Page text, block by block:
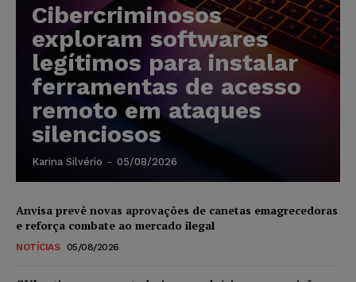
Cibercriminosos
exploram softwares
legítimos para instalar
ferramentas de acesso
remoto em ataques
silenciosos
Karina Silvério - 05/08/2026
Anvisa prevê novas aprovações de canetas emagrecedoras
e reforça combate ao mercado ilegal
NOTÍCIAS 05/08/2026